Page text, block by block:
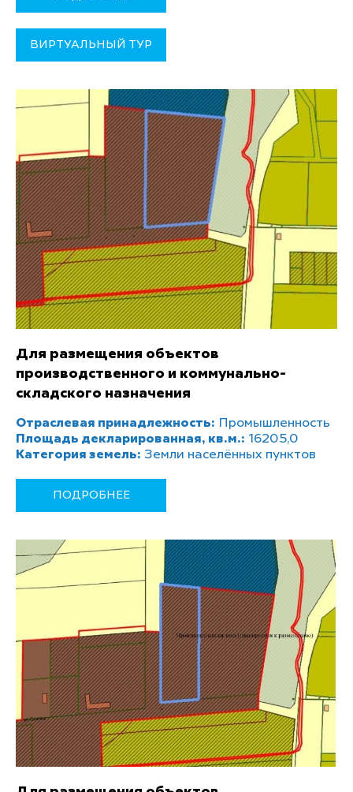
ВИРТУАЛЬНЫЙ ТУР
Для размещения объектов
производственного и коммунально-
складского назначения
Отраслевая принадлежность: Промышленность
Площадь декларированная, кв.м.: 16205,0
Категория земель: Земли населённых пунктов
ПОДРОБНЕЕ